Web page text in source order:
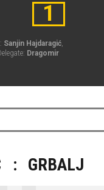
1
Sanjin Hajdaragić,
Dragomir
: GRBALJ